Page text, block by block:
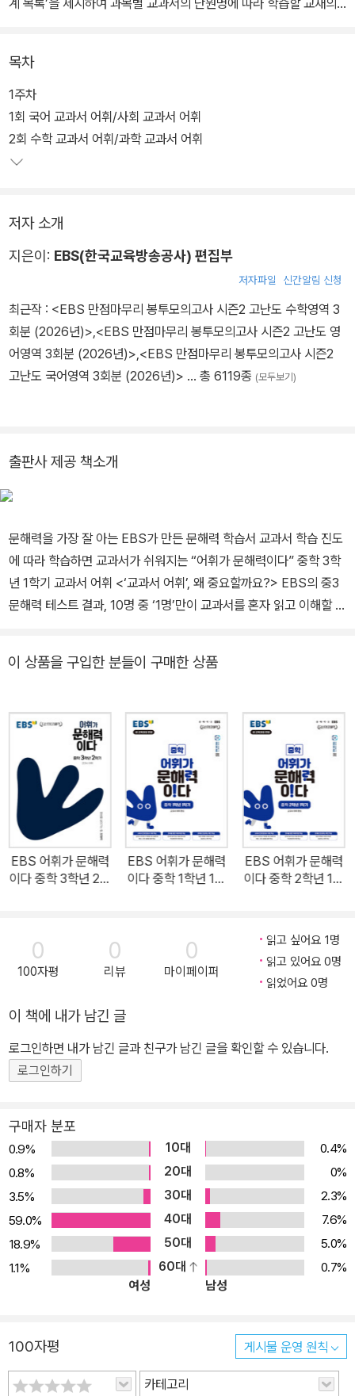
계 목록’을 제시하여 과목별 교과서의 단원명에 따라 학습할 교재의
목차
1주차
1회 국어 교과서 어휘/사회 교과서 어휘
2회 수학 교과서 어휘/과학 교과서 어휘
저자 소개
지은이: EBS(한국교육방송공사) 편집부
저자파일 신간알림 신청
최근작 : <EBS 만점마무리 봉투모의고사 시즌2 고난도 수학영역 3
회분 (2026년)>,<EBS 만점마무리 봉투모의고사 시즌2 고난도 영
어영역 3회분 (2026년)>,<EBS 만점마무리 봉투모의고사 시즌2
고난도 국어영역 3회분 (2026년)> … 총 6119종 (모두보기)
출판사 제공 책소개
문해력을 가장 잘 아는 EBS가 만든 문해력 학습서 교과서 학습 진도
에 따라 학습하면 교과서가 쉬워지는 “어휘가 문해력이다” 중학 3학
년 1학기 교과서 어휘 <‘교과서 어휘’, 왜 중요할까요?> EBS의 중3
문해력 테스트 결과, 10명 중 ‘1명’만이 교과서를 혼자 읽고 이해할 수
면 공부에 흥미를 잃기 쉽습니다. 교과서 학습 전 모르는 단어를 먼저
도'가 올라갑니다. <‘어휘가 문해력이다’의 특징> ‘어휘가 문해력이
다’는 예비 초등을 위한 P단계, 그리고 초등 1학년부터 중학 3학년까
지 학기별로 구성되어 학년과 학기에 따라 선택하면 체계적인 학습이
가능합니다. ‘교과서 연계 목록’을 제시하여 과목별 교과서의 단원명
에 따라 학습할 교재의 쪽을 한눈에 파악할 수 있습니다. 1. 교과서 학
습 진도에 따라 과목별·학기별로 어휘 학습이 가능합니다. 2. 교과 어
휘를 학년별 2권, 한 학기별 4주 학습으로 단기간에 어휘 학습이 가
능합니다. 3. 관용어, 속담, 한자 성어, 한자, 영문법 어휘 학습까지 가
습이 가능합니다. <‘어휘가 문해력이다’ 이렇게 학습하면 더 좋습니
다.> 1. 교과서 어휘 학습을 놓치지 마세요. 학기별 교과서 순서에 따
라 어휘를 수록하였습니다. 교과서 진도를 나가기 전에 미리 공부해
습용으로 활용하여도 좋습니다. 확실한 기본 어휘 실력을 쌓아 보세
요. 2. 매일매일 꾸준히 학습하세요. 하루 권장 분량을 다 풀지 못해
도, 틀린 문제가 많아도 괜찮아요. 그 대신 꾸준한 습관으로 문해력을
능력은 균형 있게 키워야 합니다. EBS가 준비한 어휘, 쓰기, 독해, 배
경지식, 디지털독해 교재를 함께 학습하면 종합적인 문해력 학습이
더 쉬워집니다. EBS 문해력 시리즈는 함께 학습하면 더 큰 학습 효과
를 얻을 수 있습니다. EBS와 함께 평생을 살아가는 힘, ‘문해력’을 키
워 주세요.
이 상품을 구입한 분들이 구매한 상품
EBS 어휘가 문해력
이다 중학 3학년 2학
EBS 어휘가 문해력
이다 중학 1학년 1학
EBS 어휘가 문해력
이다 중학 2학년 1학
0
100자평
0
리뷰
0
마이페이퍼
읽고 싶어요 1명
읽고 있어요 0명
읽었어요 0명
이 책에 내가 남긴 글
로그인하면 내가 남긴 글과 친구가 남긴 글을 확인할 수 있습니다.
로그인하기
구매자 분포
0.9% 10대
0.4%
0.8%
20대
0%
3.5%
30대
2.3%
59.0%
40대
7.6%
18.9%
50대
5.0%
1.1%
60대
0.7%
여성
남성
100자평 게시물 운영 원칙
카테고리